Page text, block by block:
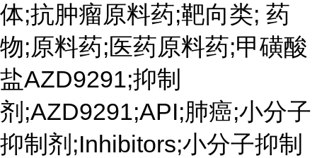
体;抗肿瘤原料药;靶向类; 药
物;原料药;医药原料药;甲磺酸
盐AZD9291;抑制
剂;AZD9291;API;肺癌;小分子
抑制剂;Inhibitors;小分子抑制